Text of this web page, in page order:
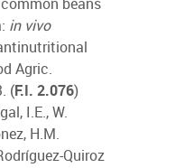
in vivo
Agric.
(F.I. 2.076)
I.E., W.
H.M.
Quiroz